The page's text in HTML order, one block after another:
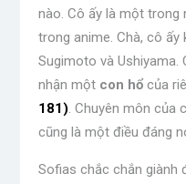
nào. Cô ấy là một trong
trong anime. Chà, cô ấy
Sugimoto và Ushiyama.
nhận một con hổcủa
181). Chuyên môn của
cũng là một điều đáng
Sofias chắc chắn giành